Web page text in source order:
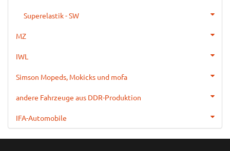
Superelastik - SW
MZ
IWL
Simson Mopeds, Mokicks und mofa
andere Fahrzeuge aus DDR-Produktion
IFA-Automobile